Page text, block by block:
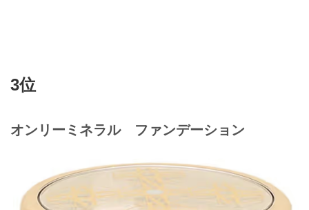
3位
オンリーミネラル ファンデーション